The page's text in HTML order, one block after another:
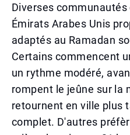
Diverses
Émirats Arabes Unis
adaptés au Ramadan
Certains commencent
un rythme modéré,
rompent le jeûne sur la
retournent en ville plus
complet. D'autres